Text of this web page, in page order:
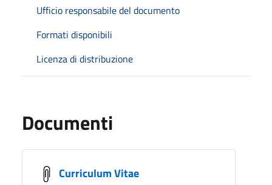
Ufficio responsabile del documento
Formati disponibili
Licenza di distribuzione
Documenti
Curriculum Vitae